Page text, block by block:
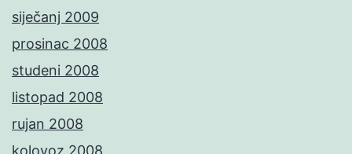
siječanj 2009
prosinac 2008
studeni 2008
listopad 2008
rujan 2008